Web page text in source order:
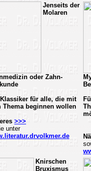
Jenseits der
Molaren
oder Zahn-
Klassiker für alle, die mit
Thema beginnen wollen
>>>
unter
Knirschen
Bruxismus